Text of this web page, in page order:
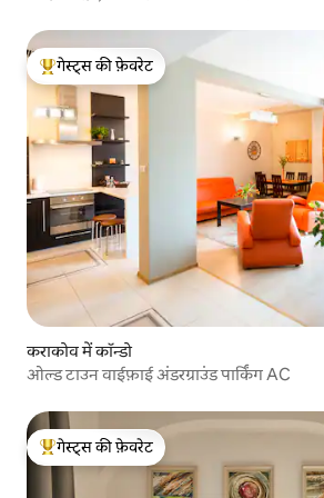
गेस्ट्स का टॉप फ़ेवरेट
गेस्ट्स की फ़ेवरेट
कराकोव में कॉन्डो
ओल्ड टाउन वाईफ़ाई अंडरग्राउंड पार्किंग AC
गेस्ट्स का टॉप फ़ेवरेट
गेस्ट्स की फ़ेवरेट